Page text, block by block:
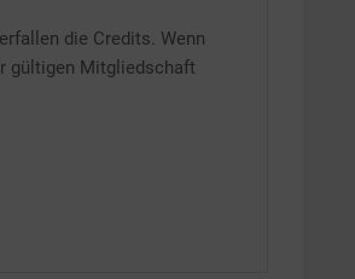
die Credits. Wenn
gültigen Mitgliedschaft